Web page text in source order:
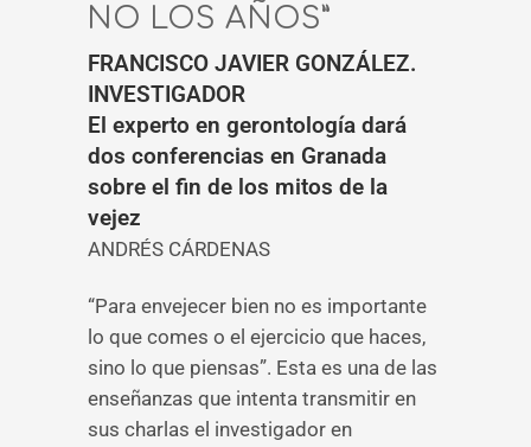
NO LOS AÑOS”
FRANCISCO JAVIER GONZÁLEZ.
INVESTIGADOR
El experto en gerontología dará
dos conferencias en Granada
sobre el fin de los mitos de la
vejez
ANDRÉS CÁRDENAS
“Para envejecer bien no es importante
lo que comes o el ejercicio que haces,
sino lo que piensas”. Esta es una de las
enseñanzas que intenta transmitir en
sus charlas el investigador en